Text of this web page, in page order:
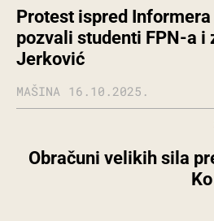
Protest ispred
pozvali studenti FPN-a i
Jerković
MAŠINA 16.10.2025.
Obračuni velikih sila